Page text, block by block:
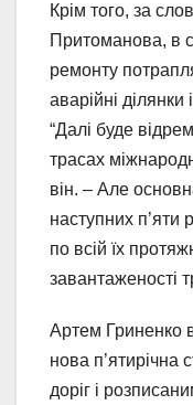
Крім того, за
Притоманова, в
ремонту
аварійні ділянки
“Далі буде
трасах
він. – Але
наступних п’яти
по всій їх
завантаженості
Артем Гриненко
нова п’ятирічна
доріг і